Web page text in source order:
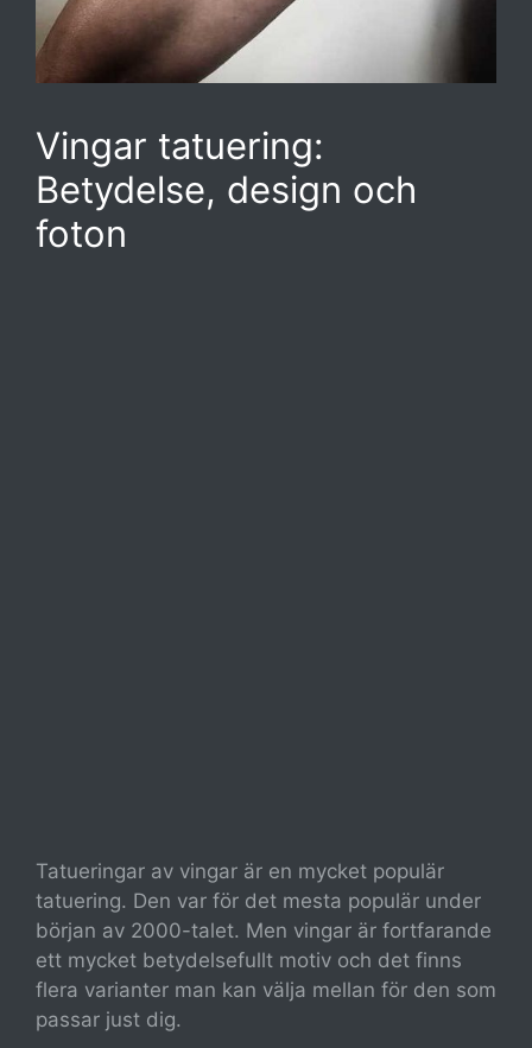
Vingar tatuering:
Betydelse, design och
foton
Tatueringar av vingar är en mycket populär
tatuering. Den var för det mesta populär under
början av 2000-talet. Men vingar är fortfarande
ett mycket betydelsefullt motiv och det finns
flera varianter man kan välja mellan för den som
passar just dig.